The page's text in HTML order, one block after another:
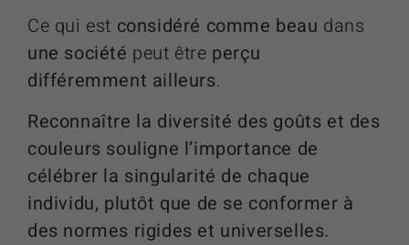
Ce qui est considéré comme beau dans
une société peut être perçu
différemment ailleurs.
Reconnaître la diversité des goûts et des
couleurs souligne l’importance de
célébrer la singularité de chaque
individu, plutôt que de se conformer à
des normes rigides et universelles.